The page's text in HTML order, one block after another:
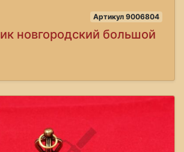
Артикул 9006804
новгородский большой